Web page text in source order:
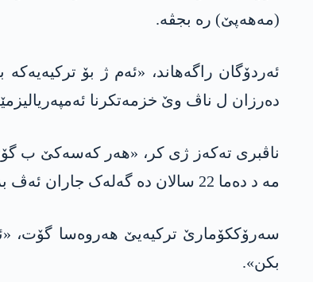
(مه‌هه‌پێ) رە بجڤە.
دەرزان ل ناڤ وێ خزمەتکرنا
مە د دەما 22 سالان دە گەلەک جاران ئەڤ بزاڤ دیتنە».
سەرۆککۆمارێ ترکیەیێ هەروەسا گۆت،
بکن».